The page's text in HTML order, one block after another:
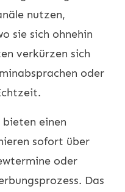
nutzen,
sie sich ohnehin
verkürzen sich
oder
bieten einen
sofort über
oder
Das